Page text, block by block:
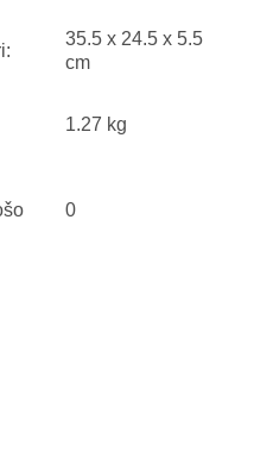
35.5 x 24.5 x 5.5
cm
1.27 kg
0